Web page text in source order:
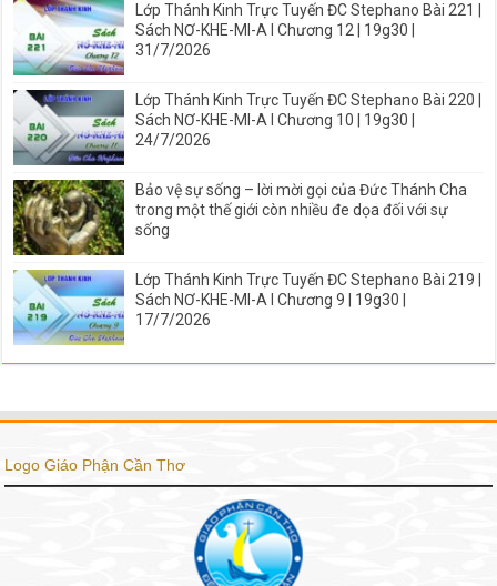
Lớp Thánh Kinh Trực Tuyến ĐC Stephano Bài 221 |
Sách NƠ-KHE-MI-A I Chương 12 | 19g30 |
31/7/2026
Lớp Thánh Kinh Trực Tuyến ĐC Stephano Bài 220 |
Sách NƠ-KHE-MI-A I Chương 10 | 19g30 |
24/7/2026
Bảo vệ sự sống – lời mời gọi của Đức Thánh Cha
trong một thế giới còn nhiều đe dọa đối với sự
sống
Lớp Thánh Kinh Trực Tuyến ĐC Stephano Bài 219 |
Sách NƠ-KHE-MI-A I Chương 9 | 19g30 |
17/7/2026
Logo Giáo Phận Cần Thơ